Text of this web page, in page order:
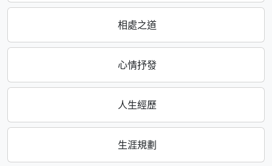
相處之道
心情抒發
人生經歷
生涯規劃